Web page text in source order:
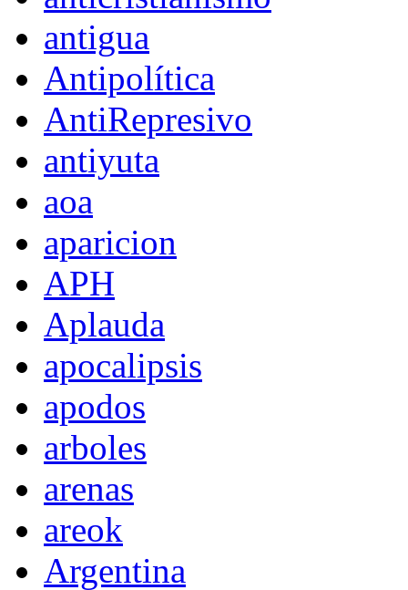
antigua
Antipolítica
AntiRepresivo
antiyuta
aoa
aparicion
APH
Aplauda
apocalipsis
apodos
arboles
arenas
areok
Argentina